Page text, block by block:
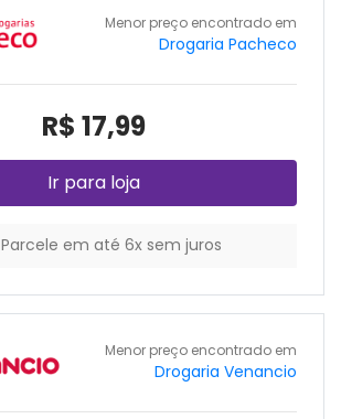
Menor preço encontrado em
Drogaria Pacheco
R$ 17,99
Ir para loja
Parcele em até 6x sem juros
Menor preço encontrado em
Drogaria Venancio